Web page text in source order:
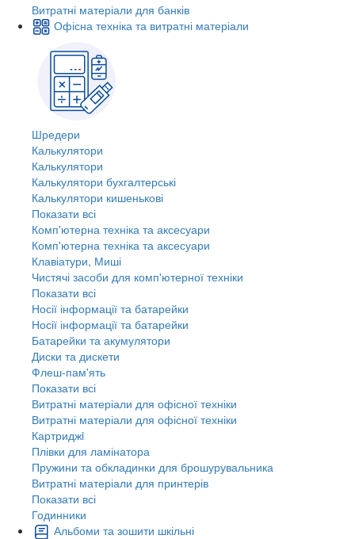
Витратні матеріали для банків
Офісна техніка та витратні матеріали
Шредери
Калькулятори
Калькулятори
Калькулятори бухгалтерські
Калькулятори кишенькові
Показати всі
Комп'ютерна техніка та аксесуари
Комп'ютерна техніка та аксесуари
Клавіатури, Миші
Чистячі засоби для комп'ютерної техніки
Показати всі
Носії інформації та батарейки
Носії інформації та батарейки
Батарейки та акумулятори
Диски та дискети
Флеш-пам'ять
Показати всі
Витратні матеріали для офісної техніки
Витратні матеріали для офісної техніки
Картриджi
Плівки для ламінатора
Пружини та обкладинки для брошурувальника
Витратні матеріали для принтерів
Показати всі
Годинники
Альбоми та зошити шкільні